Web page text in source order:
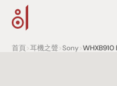
首頁>耳機之聲>Sony>WHXB910